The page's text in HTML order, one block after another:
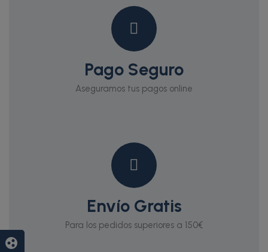
Pago Seguro
Aseguramos tus pagos online
Envío Gratis
Para los pedidos superiores a 150€
group_work